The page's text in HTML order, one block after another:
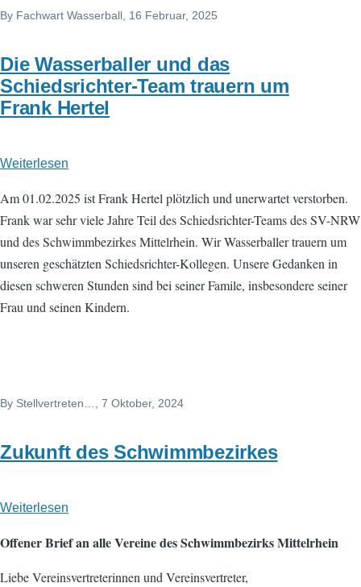
By Fachwart Wasserball, 16 Februar, 2025
Die Wasserballer und das
Schiedsrichter-Team trauern um
Frank Hertel
Weiterlesen
Wasserballer
und
das
Schiedsrichter-
Team
trauern
Am 01.02.2025 ist Frank Hertel plötzlich und unerwartet verstorben.
Frank war sehr viele Jahre Teil des Schiedsrichter-Teams des SV-NRW
und des Schwimmbezirkes Mittelrhein. Wir Wasserballer trauern um
unseren geschätzten Schiedsrichter-Kollegen. Unsere Gedanken in
diesen schweren Stunden sind bei seiner Famile, insbesondere seiner
Frau und seinen Kindern.
By Stellvertreten…, 7 Oktober, 2024
Zukunft des Schwimmbezirkes
Weiterlesen
des
Schwimmbezirkes
Offener Brief an alle Vereine des Schwimmbezirks Mittelrhein
Liebe Vereinsvertreterinnen und Vereinsvertreter,